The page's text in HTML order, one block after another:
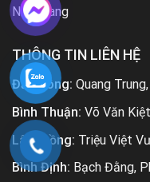
Nha Trang
THÔNG TIN LIÊN HỆ
Đắk Nông: Quang
Bình Thuận: Võ Văn
Lâm Đồng: Triệu Việt
Bình Định: Bạch Đằng,